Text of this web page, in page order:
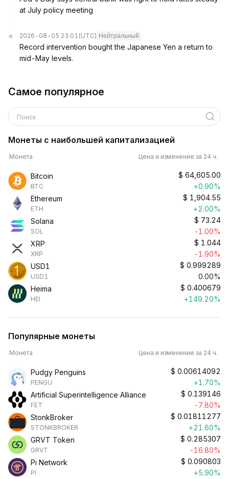
at July policy meeting
2026-08-05 23:01 (UTC) Нейтральный
Record intervention bought the Japanese Yen a return to
mid-May levels.
Самое популярное
Поиск
Монеты с наибольшей капитализацией
Монета Цена и изменение за 24 ч.
Bitcoin
BTC
$ 64,605.00
+0.90%
Ethereum
ETH
$ 1,904.55
+2.00%
Solana
SOL
$ 73.24
-1.00%
XRP
XRP
$ 1.044
-1.90%
USD1
USD1
$ 0.999289
0.00%
Heima
HEI
$ 0.400679
+149.20%
Популярные монеты
Монета Цена и изменение за 24 ч.
Pudgy Penguins
PENGU
$ 0.00614092
+1.70%
Artificial Superintelligence Alliance
FET
$ 0.139146
-7.80%
StonkBroker
STONKBROKER
$ 0.01811277
+21.60%
GRVT Token
GRVT
$ 0.285307
-16.80%
Pi Network
PI
$ 0.090803
+5.90%